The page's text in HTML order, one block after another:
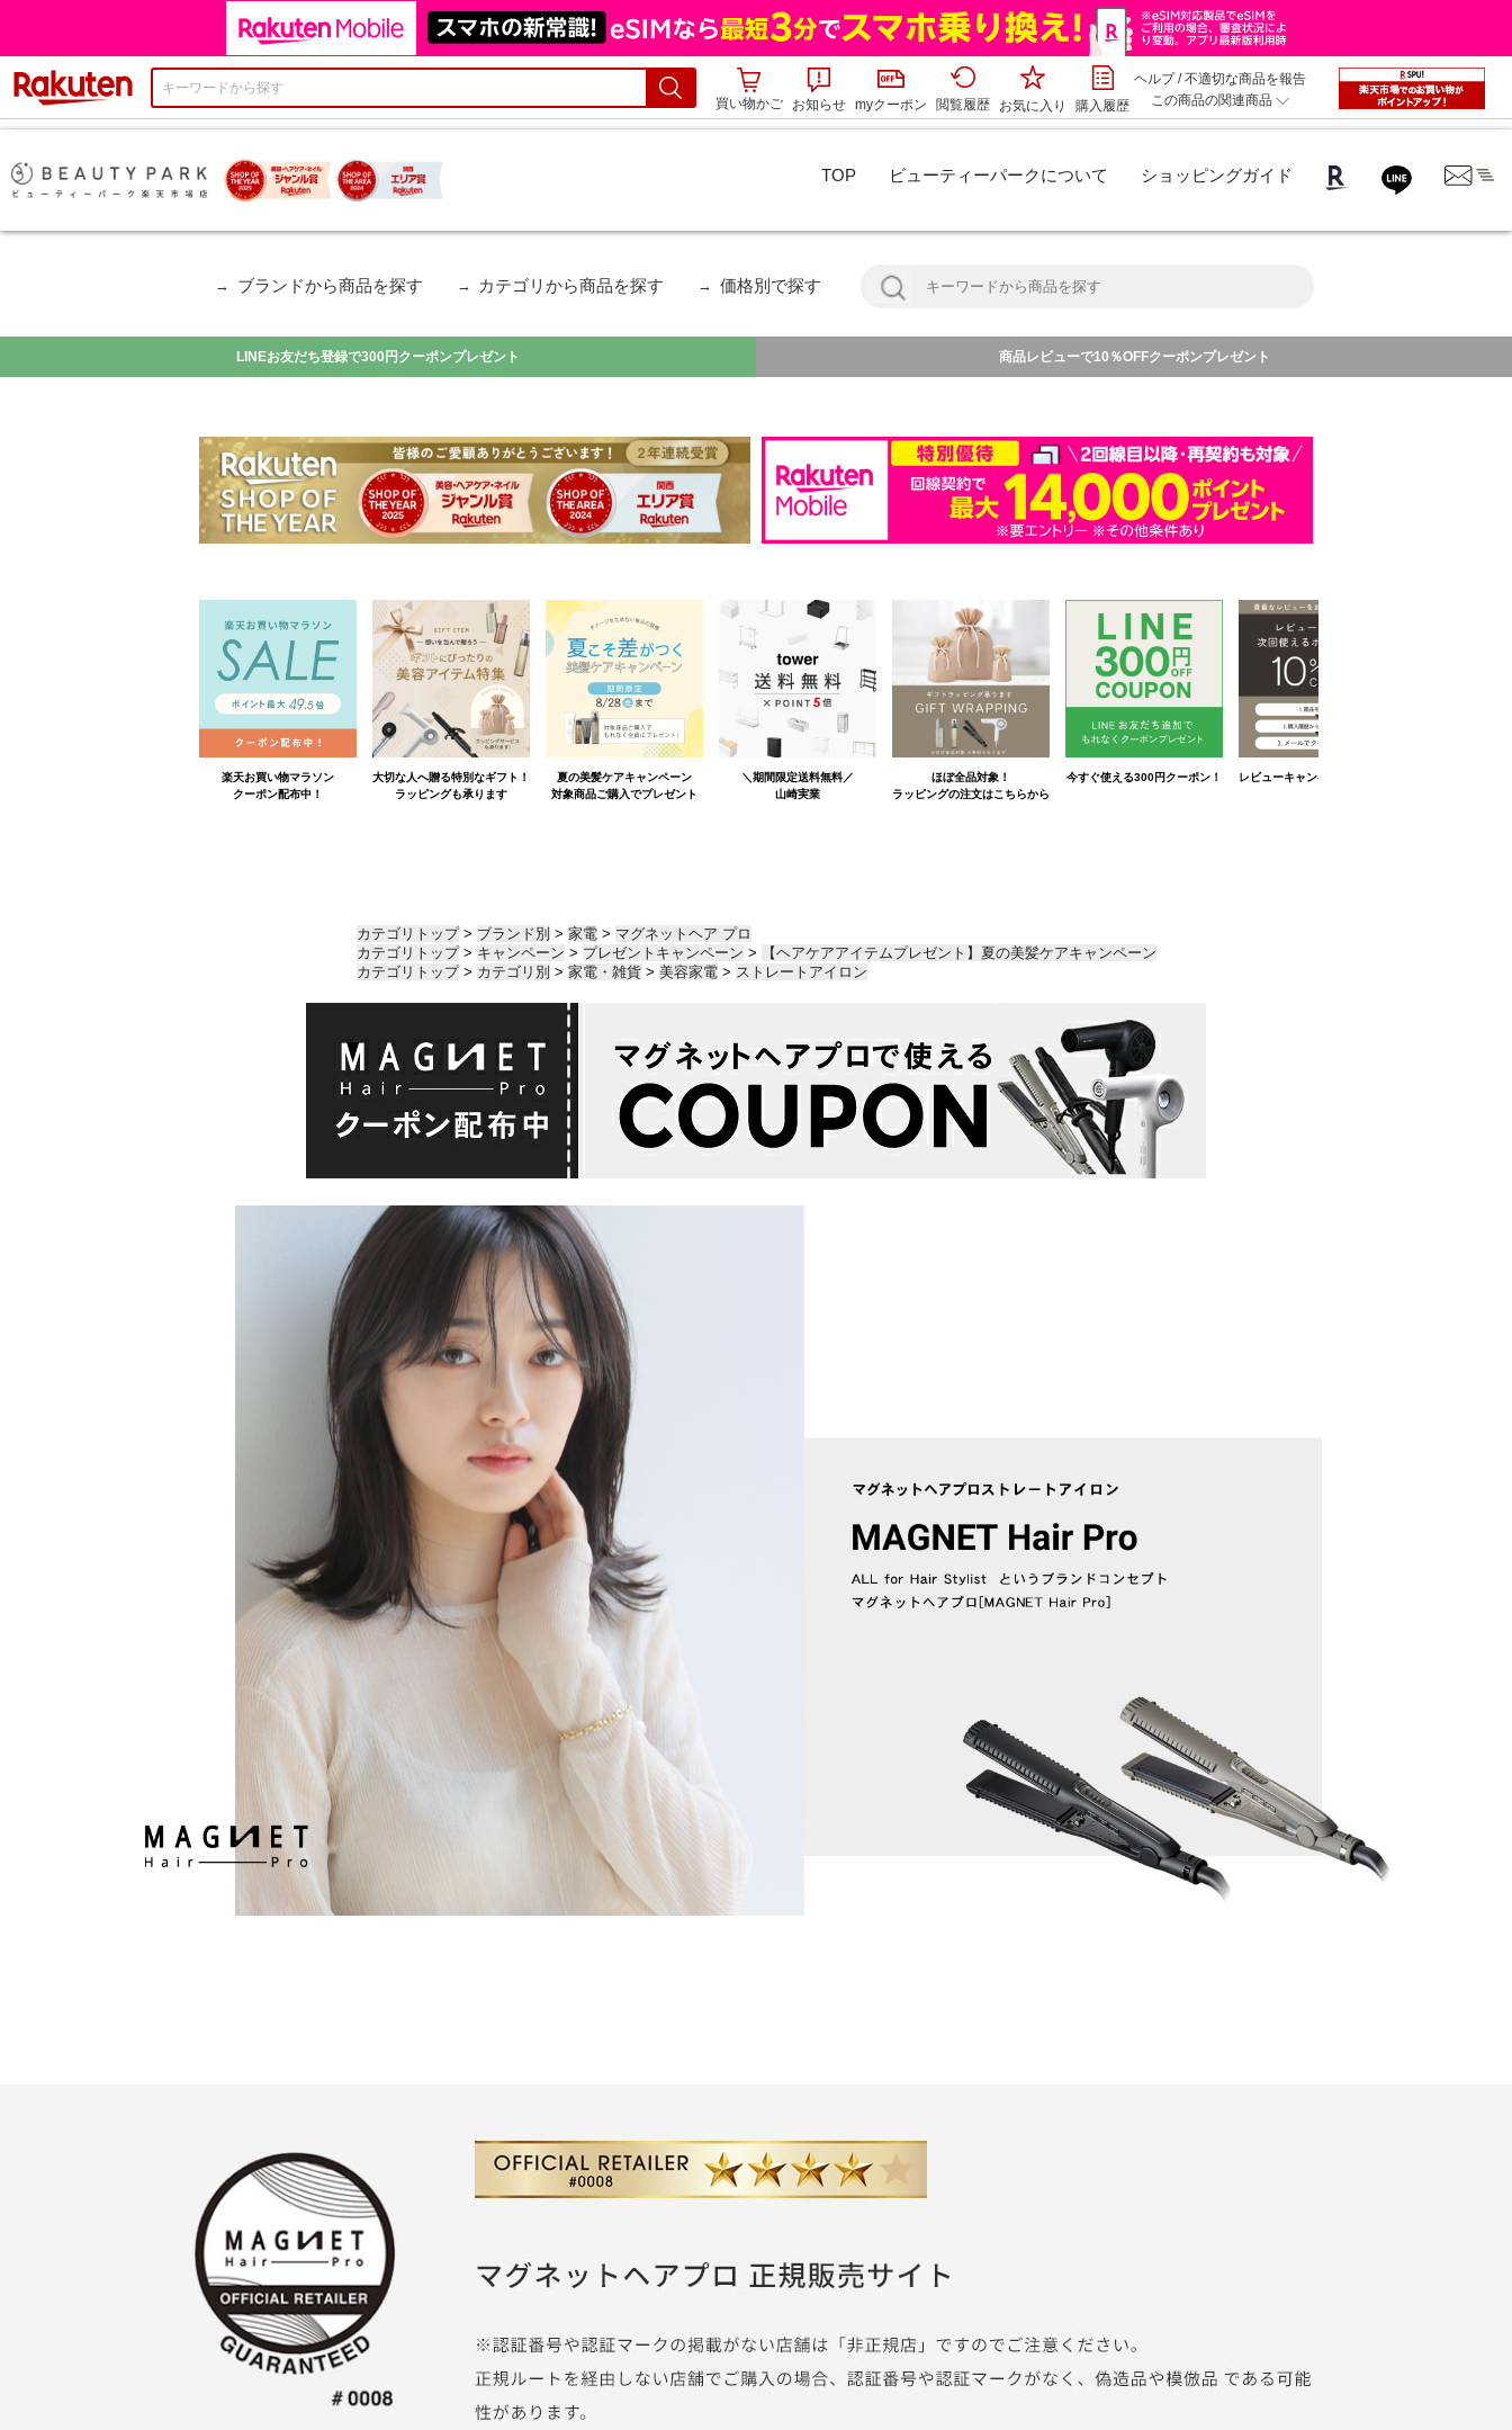
買い物かご
お知らせ myクーポン 閲覧履歴 お気に入り 購入履歴
ヘルプ/不適切な商品を報告
この商品の関連商品
TOP ビューティーパークについて ショッピングガイド
ブランドから商品を探す カテゴリから商品を探す 価格別で探す
LINEお友だち登録で300円クーポンプレゼント 商品レビューで10％OFFクーポンプレゼント
カテゴリトップ> ブランド別 > 家電> マグネットヘア プロ
カテゴリトップ> キャンペーン > プレゼントキャンペーン >
【ヘアケアアイテムプレゼント】夏の美髪ケアキャンペーン
カテゴリトップ> カテゴリ別 > 家電・雑貨> 美容家電> ストレートアイロン